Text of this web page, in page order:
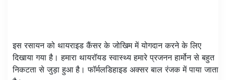
इस रसायन को थायराइड कैंसर के जोखिम में योगदान करने के लिए
दिखाया गया है। हमारा थायरॉयड स्वास्थ्य हमारे प्रजनन हार्मोन से बहुत
निकटता से जुड़ा हुआ है। फॉर्मलडिहाइड अक्सर बाल रंजक में पाया जाता